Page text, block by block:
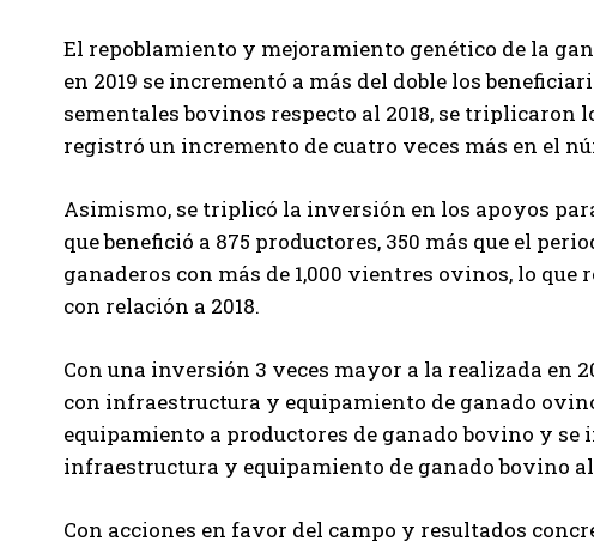
El repoblamiento y mejoramiento genético de la
en 2019 se incrementó a más del doble los
sementales bovinos respecto al 2018, se
registró un incremento de cuatro veces más en el
Asimismo, se triplicó la inversión en los apoyos
que benefició a 875 productores, 350 más que el
ganaderos con más de 1,000 vientres ovinos, lo
con relación a 2018.
Con una inversión 3 veces mayor a la realizada en
con infraestructura y equipamiento de ganado
equipamiento a productores de ganado bovino y se
infraestructura y equipamiento de ganado bovino al
Con acciones en favor del campo y resultados